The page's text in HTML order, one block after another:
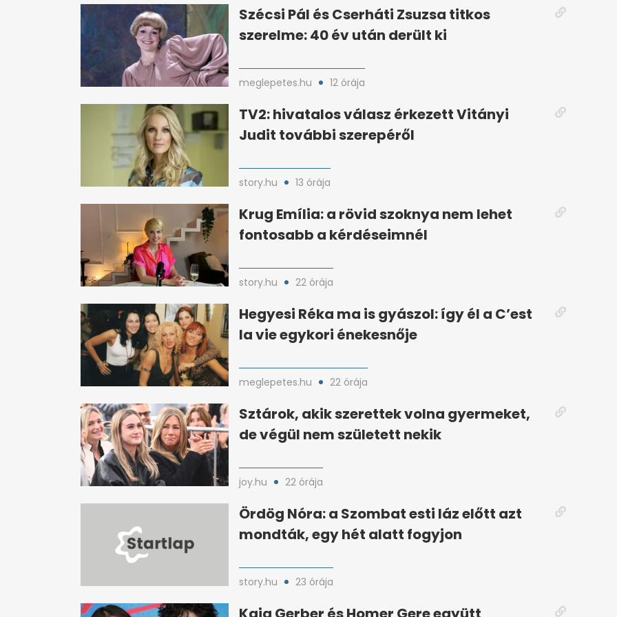
Szécsi Pál és Cserháti Zsuzsa titkos
szerelme: 40 év után derült ki
meglepetes.hu 12 órája
TV2: hivatalos válasz érkezett Vitányi
Judit további szerepéről
story.hu 13 órája
Krug Emília: a rövid szoknya nem lehet
fontosabb a kérdéseimnél
story.hu 22 órája
Hegyesi Réka ma is gyászol: így él a C’est
la vie egykori énekesnője
meglepetes.hu 22 órája
Sztárok, akik szerettek volna gyermeket,
de végül nem született nekik
joy.hu 22 órája
Ördög Nóra: a Szombat esti láz előtt azt
mondták, egy hét alatt fogyjon
story.hu 23 órája